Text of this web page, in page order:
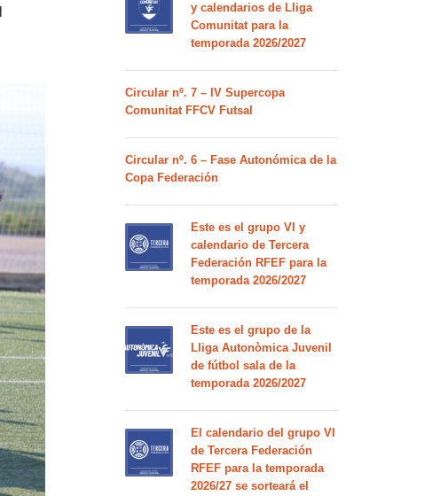
y calendarios de Lliga
Comunitat para la
temporada 2026/2027
Circular nº. 7 – IV Supercopa
Comunitat FFCV Futsal
Circular nº. 6 – Fase Autonómica de la
Copa Federación
Este es el grupo VI y
calendario de Tercera
Federación RFEF para la
temporada 2026/2027
Este es el grupo de la
Lliga Autonòmica Juvenil
de fútbol sala de la
temporada 2026/2027
El calendario del grupo VI
de Tercera Federación
RFEF para la temporada
2026/27 se sorteará el